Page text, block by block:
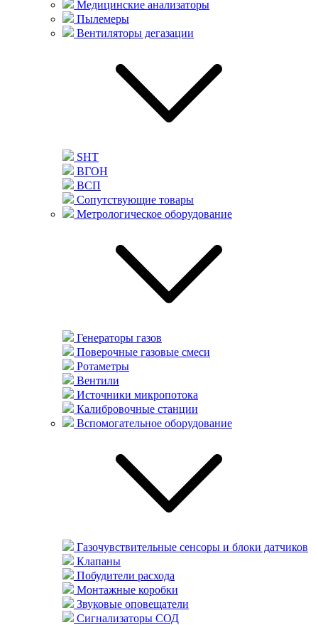
Медицинские анализаторы
Пылемеры
Вентиляторы дегазации
SHT
ВГОН
ВСП
Сопутствующие товары
Метрологическое оборудование
Генераторы газов
Поверочные газовые смеси
Ротаметры
Вентили
Источники микропотока
Калибровочные станции
Вспомогательное оборудование
Газочувствительные сенсоры и блоки датчиков
Клапаны
Побудители расхода
Монтажные коробки
Звуковые оповещатели
Сигнализаторы СОД